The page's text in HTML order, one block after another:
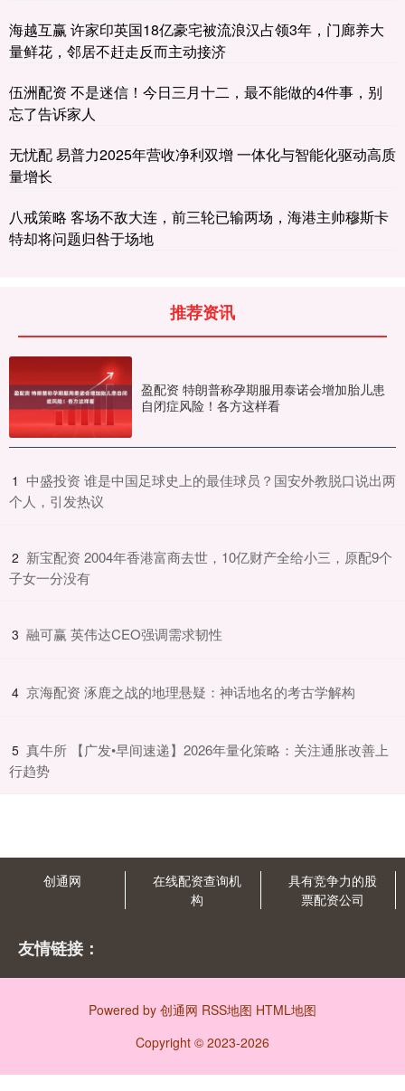
海越互赢 许家印英国18亿豪宅被流浪汉占领3年，门廊养大
量鲜花，邻居不赶走反而主动接济
伍洲配资 不是迷信！今日三月十二，最不能做的4件事，别
忘了告诉家人
无忧配 易普力2025年营收净利双增 一体化与智能化驱动高质
量增长
八戒策略 客场不敌大连，前三轮已输两场，海港主帅穆斯卡
特却将问题归咎于场地
推荐资讯
盈配资 特朗普称孕期服用泰诺会增加胎儿患
自闭症风险！各方这样看
1 ​中盛投资 谁是中国足球史上的最佳球员？国安外教脱口说出两
个人，引发热议
2 ​新宝配资 2004年香港富商去世，10亿财产全给小三，原配9个
子女一分没有
3 ​融可赢 英伟达CEO强调需求韧性
4 ​京海配资 涿鹿之战的地理悬疑：神话地名的考古学解构
5 ​真牛所 【广发•早间速递】2026年量化策略：关注通胀改善上
行趋势
创通网
在线配资查询机
构
具有竞争力的股
票配资公司
友情链接：
Powered by 创通网 RSS地图 HTML地图
Copyright © 2023-2026